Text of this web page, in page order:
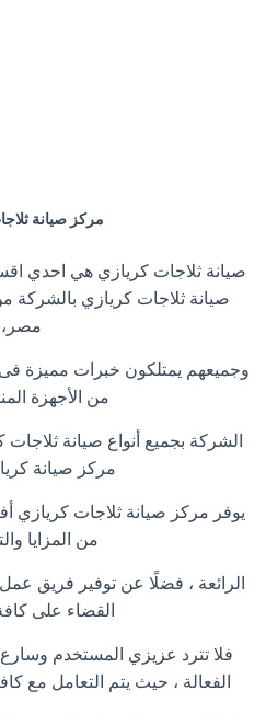
مركز صيانة
صيانة ثلاجات كريازي هي احدي
صيانة ثلاجات كريازي بالشركة
مصر،
وجميعهم يمتلكون خبرات مميزة فى
من الأجهزة
الشركة بجميع أنواع صيانة
مركز صيانة
يوفر مركز صيانة ثلاجات كريازي
من المزايا
الرائعة ، فضلًا عن توفير فريق
القضاء على
فلا تترد عزيزي المستخدم
الفعالة ، حيث يتم التعامل مع